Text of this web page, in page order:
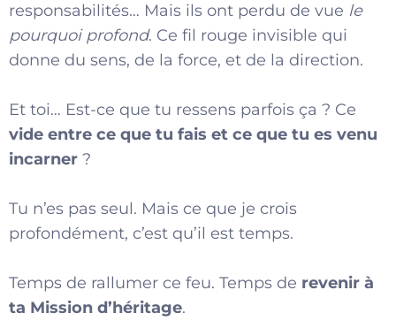
responsabilités… Mais ils ont perdu de vue le
pourquoi profond. Ce fil rouge invisible qui
donne du sens, de la force, et de la direction.
Et toi… Est-ce que tu ressens parfois ça ? Ce
vide entre ce que tu fais et ce que tu es venu
incarner ?
Tu n’es pas seul. Mais ce que je crois
profondément, c’est qu’il est temps.
Temps de rallumer ce feu. Temps de revenir à
ta Mission d’héritage.